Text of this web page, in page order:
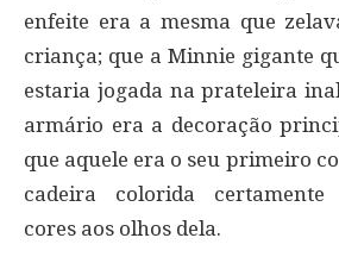
enfeite era a mesma que
criança; que a Minnie gigante
estaria jogada na prateleira
armário era a decoração
que aquele era o seu primeiro
cadeira colorida
cores aos olhos dela.